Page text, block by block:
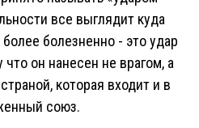
все выглядит куда
болезненно - это удар
он нанесен не врагом, а
которая входит и в
союз.